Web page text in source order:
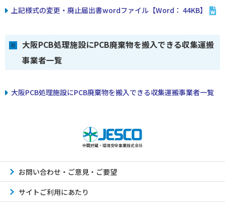
上記様式の変更・廃止届出書wordファイル【Word： 44KB】
大阪PCB処理施設にPCB廃棄物を搬入できる収集運搬
事業者一覧
大阪PCB処理施設にPCB廃棄物を搬入できる収集運搬事業者一覧
中間貯蔵・環境安全事業株式会社
お問い合わせ・ご意見・ご要望
サイトご利用にあたり